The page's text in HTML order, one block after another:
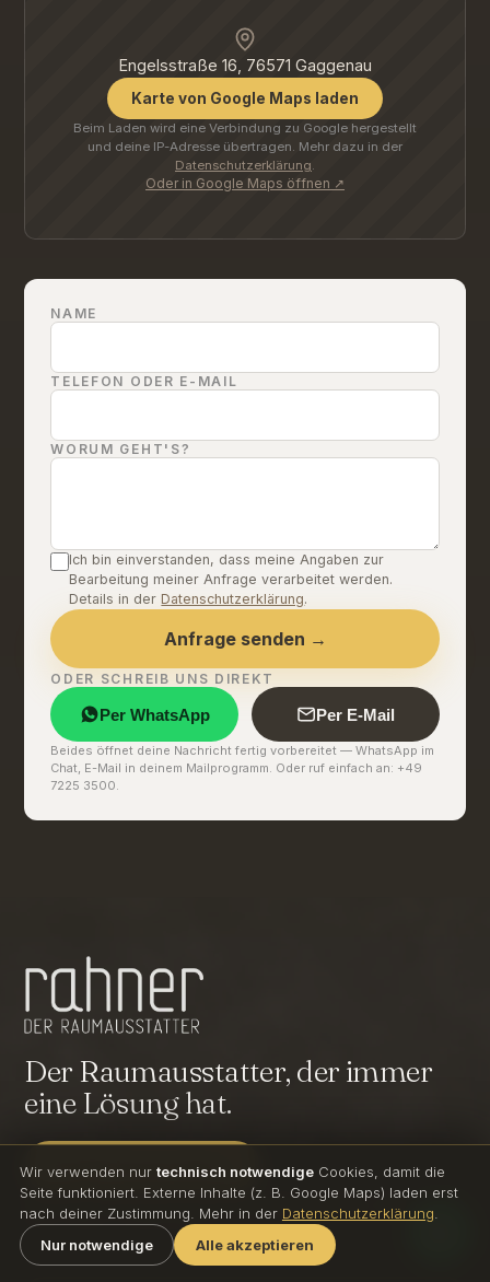
Engelsstraße 16, 76571 Gaggenau
Karte von Google Maps laden
Beim Laden wird eine Verbindung zu Google hergestellt
und deine IP-Adresse übertragen. Mehr dazu in der
Datenschutzerklärung.
Oder in Google Maps öffnen ↗
NAME
TELEFON ODER E-MAIL
WORUM GEHT'S?
Ich bin einverstanden, dass meine Angaben zur
Bearbeitung meiner Anfrage verarbeitet werden.
Details in derDatenschutzerklärung.
Anfrage senden →
ODER SCHREIB UNS DIREKT
Per WhatsApp Per E-Mail
Beides öffnet deine Nachricht fertig vorbereitet — WhatsApp im
Chat, E-Mail in deinem Mailprogramm. Oder ruf einfach an: +49
7225 3500.
Der Raumausstatter, der immer
eine Lösung hat.
Projekt besprechen→
Rahner Raumausstattung GmbH & Co. KG
SEIT 1962 · GAGGENAU
Wir verwenden nur technisch notwendigeCookies, damit die
Seite funktioniert. Externe Inhalte (z. B. Google Maps) laden erst
nach deiner Zustimmung. Mehr in der Datenschutzerklärung
Nur notwendige
Alle akzeptieren